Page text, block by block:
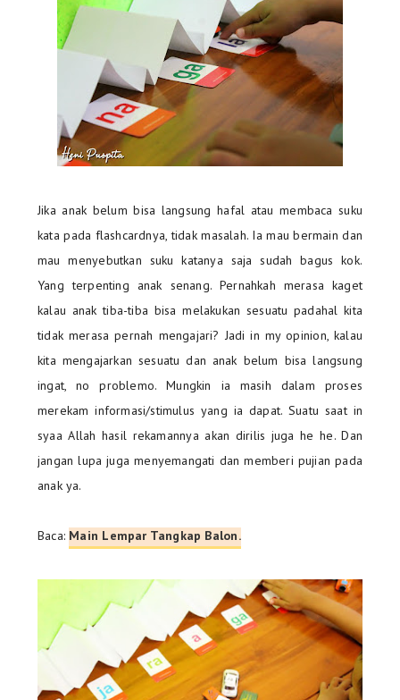
Jika anak belum bisa langsung hafal atau membaca suku
kata pada flashcardnya, tidak masalah. Ia mau bermain dan
mau menyebutkan suku katanya saja sudah bagus kok.
Yang terpenting anak senang. Pernahkah merasa kaget
kalau anak tiba-tiba bisa melakukan sesuatu padahal kita
tidak merasa pernah mengajari? Jadi in my opinion, kalau
kita mengajarkan sesuatu dan anak belum bisa langsung
ingat, no problemo. Mungkin ia masih dalam proses
merekam informasi/stimulus yang ia dapat. Suatu saat in
syaa Allah hasil rekamannya akan dirilis juga he he. Dan
jangan lupa juga menyemangati dan memberi pujian pada
anak ya.
Baca: Main Lempar Tangkap Balon.